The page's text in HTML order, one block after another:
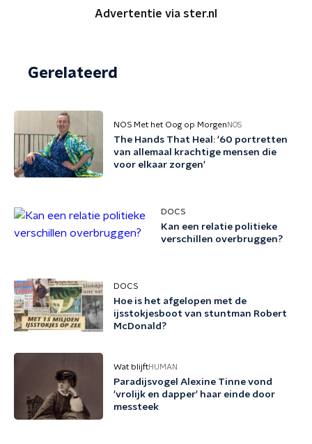
Advertentie via ster.nl
Gerelateerd
NOS Met het Oog op Morgen NOS
The Hands That Heal: '60 portretten
van allemaal krachtige mensen die
voor elkaar zorgen'
DOCS
Kan een relatie politieke
verschillen overbruggen?
DOCS
Hoe is het afgelopen met de
ijsstokjesboot van stuntman Robert
McDonald?
Wat blijftHUMAN
Paradijsvogel Alexine Tinne vond
'vrolijk en dapper' haar einde door
messteek